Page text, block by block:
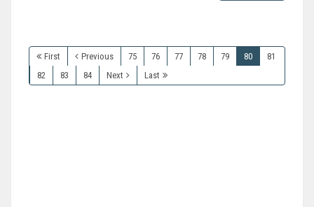
First Previous 75 76 77 78 79 80
81
82
83 84 Next Last